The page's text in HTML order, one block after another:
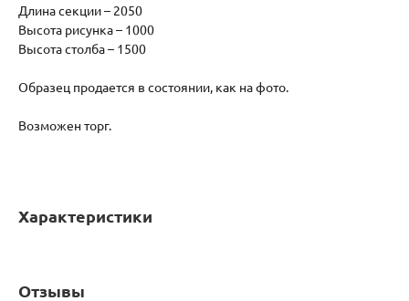
Длина секции – 2050
Высота рисунка – 1000
Высота столба – 1500
Образец продается в состоянии, как на фото.
Возможен торг.
Характеристики
Отзывы